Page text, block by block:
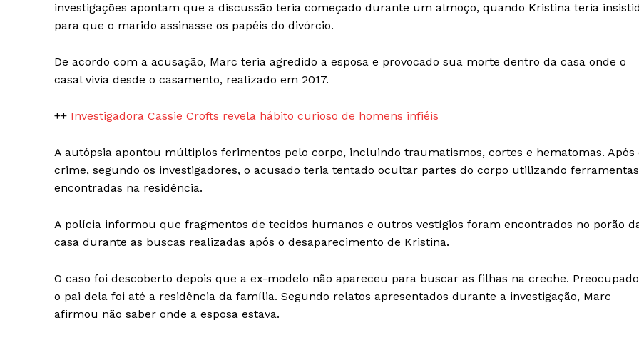
Anuncie
investigações apontam que a discussão teria começado durante um almoço, quando Kristina teria
para que o marido assinasse os papéis do divórcio.
De acordo com a acusação, Marc teria agredido a esposa e provocado sua morte dentro da casa onde o
casal vivia desde o casamento, realizado em 2017.
++ Investigadora Cassie Crofts revela hábito curioso de homens infiéis
A autópsia apontou múltiplos ferimentos pelo corpo, incluindo traumatismos, cortes e hematomas. Após
crime, segundo os investigadores, o acusado teria tentado ocultar partes do corpo utilizando ferramentas
encontradas na residência.
A polícia informou que fragmentos de tecidos humanos e outros vestígios foram encontrados no porão
casa durante as buscas realizadas após o desaparecimento de Kristina.
O caso foi descoberto depois que a ex-modelo não apareceu para buscar as filhas na creche.
o pai dela foi até a residência da família. Segundo relatos apresentados durante a investigação, Marc
afirmou não saber onde a esposa estava.